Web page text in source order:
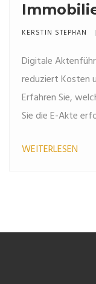
und
KERSTIN STEPHAN
Digitale
reduziert Kosten
Erfahren Sie,
Sie die E-Akte
WEITERLESEN